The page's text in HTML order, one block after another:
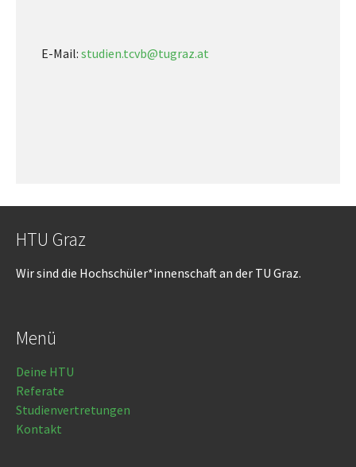
E-Mail: studien.tcvb@tugraz.at
HTU Graz
Wir sind die Hochschüler*innenschaft an der TU Graz.
Menü
Deine HTU
Referate
Studienvertretungen
Kontakt